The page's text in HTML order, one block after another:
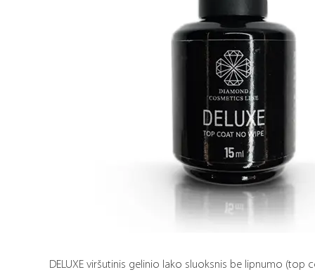
DELUXE viršutinis gelinio lako sluoksnis be lipnumo (top